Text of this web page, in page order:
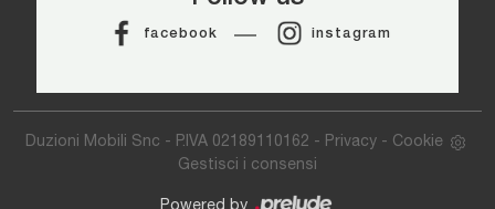
facebook instagram
Duzioni Mobili Snc - P.IVA 02189110162 - Privacy- Cookie
Gestisci i consensi
Powered by